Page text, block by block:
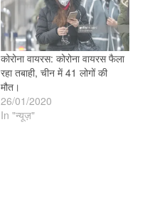
कोरोना वायरस: कोरोना वायरस फैला
रहा तबाही, चीन में 41 लोगों की
मौत।
26/01/2020
In "न्यूज़"